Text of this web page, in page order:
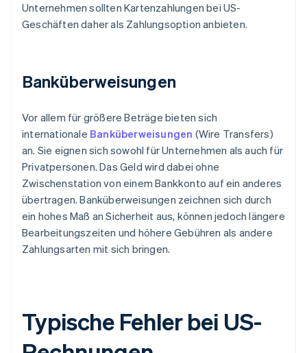
Unternehmen sollten Kartenzahlungen bei US-
Geschäften daher als Zahlungsoption anbieten.
Banküberweisungen
Vor allem für größere Beträge bieten sich
internationale Banküberweisungen (Wire Transfers)
an. Sie eignen sich sowohl für Unternehmen als auch für
Privatpersonen. Das Geld wird dabei ohne
Zwischenstation von einem Bankkonto auf ein anderes
übertragen. Banküberweisungen zeichnen sich durch
ein hohes Maß an Sicherheit aus, können jedoch längere
Bearbeitungszeiten und höhere Gebühren als andere
Zahlungsarten mit sich bringen.
Typische Fehler bei US-